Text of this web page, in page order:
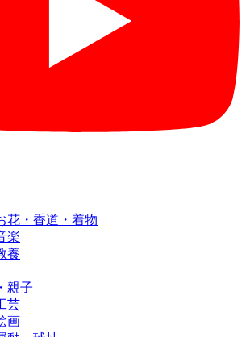
花・香道・着物
楽
養
親子
芸
画